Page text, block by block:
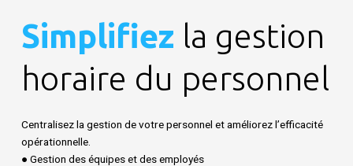
Simplifiez la gestion
horaire du personnel
Centralisez la gestion de votre personnel et améliorez l’efficacité
opérationnelle.
● Gestion des équipes et des employés